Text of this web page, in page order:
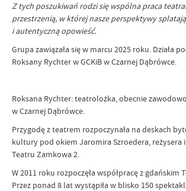
Z tych poszukiwań rodzi się wspólna praca
przestrzenią, w której nasze perspektywy
i autentyczną opowieść.
Grupa zawiązała się w marcu 2025 roku. Działa
Roksany Rychter w GCKiB w Czarnej Dąbrówce.
Roksana Rychter: teatrolożka, obecnie
w Czarnej Dąbrówce.
Przygodę z teatrem rozpoczynała na deskach
kultury pod okiem Jaromira Szroedera, reżysera
Teatru Zamkowa 2.
W 2011 roku rozpoczęła współpracę z gdańskim
Przez ponad 8 lat wystąpiła w blisko 150